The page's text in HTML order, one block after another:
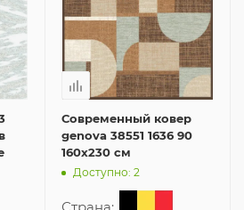
Современный ковер
genova 38551 1636 90
160x230 см
Доступно: 2